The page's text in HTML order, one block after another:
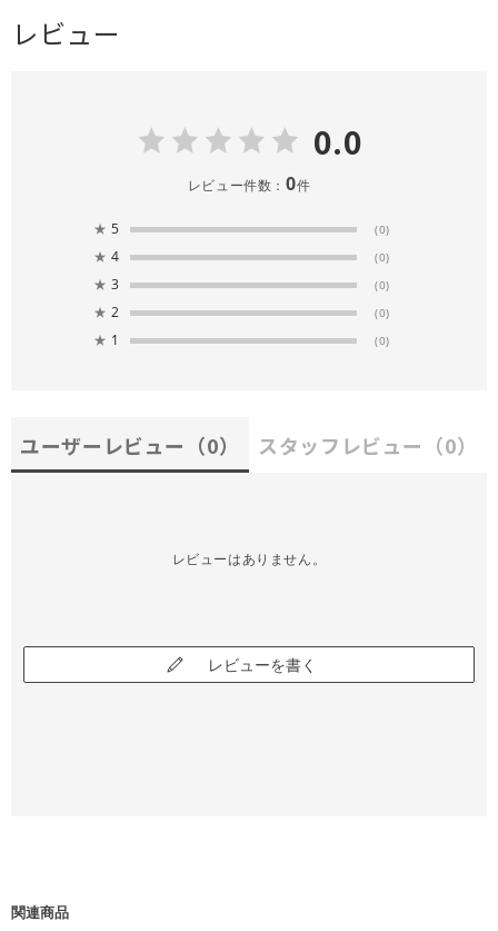
レビュー
0.0
レビュー件数： 0件
★ 5 (0)
★ 4 (0)
★ 3 (0)
★ 2 (0)
★ 1 (0)
ユーザーレビュー （0） スタッフレビュー （0）
レビューはありません。
レビューを書く
関連商品